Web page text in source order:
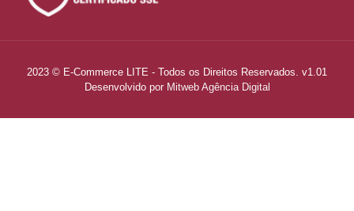
2023 © E-Commerce LITE - Todos os Direitos Reservados. v1.01
Desenvolvido por Mitweb Agência Digital